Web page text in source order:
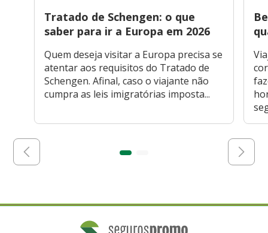
Tratado de Schengen: o que
saber para ir a Europa em 2026
Quem deseja visitar a Europa precisa se
atentar aos requisitos do Tratado de
Schengen. Afinal, caso o viajante não
cumpra as leis imigratórias imposta...